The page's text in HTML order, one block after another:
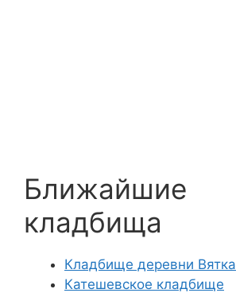
Ближайшие
кладбища
Кладбище деревни Вятка
Катешевское кладбище